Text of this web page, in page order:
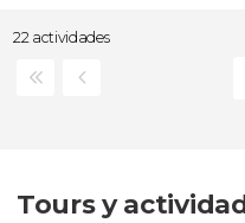
22 actividades
Tours y